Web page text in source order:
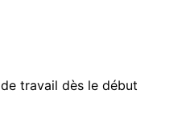
travail dès le début